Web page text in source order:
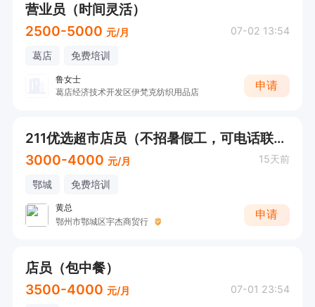
营业员（时间灵活）
2500-5000 元/月 07-02 13:54
葛店 免费培训
鲁女士
葛店经济技术开发区伊梵克纺织用品店
申请
211优选超市店员（不招暑假工，可电话联系）
3000-4000 元/月 15天前
鄂城 免费培训
黄总
鄂州市鄂城区宇杰商贸行
申请
店员（包中餐）
3500-4000 元/月 07-01 23:54